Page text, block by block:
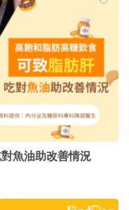
魚油助改善情況